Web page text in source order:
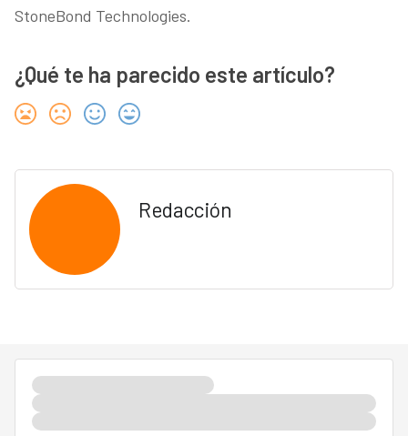
StoneBond Technologies.
¿Qué te ha parecido este artículo?
Redacción